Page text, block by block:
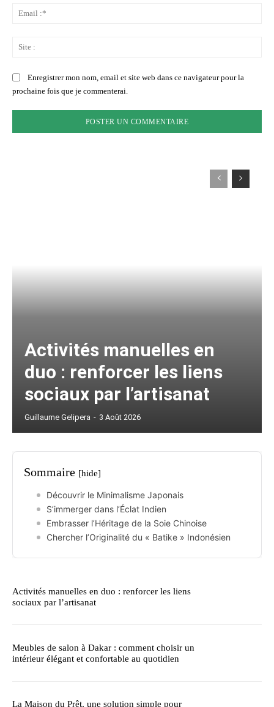
Enregistrer mon nom, email et site web dans ce navigateur pour la
prochaine fois que je commenterai.
Activités manuelles en
duo : renforcer les liens
sociaux par l’artisanat
Guillaume Gelipera - 3 Août 2026
Sommaire [hide]
Découvrir le Minimalisme Japonais
S’immerger dans l’Éclat Indien
Embrasser l’Héritage de la Soie Chinoise
Chercher l’Originalité du « Batike » Indonésien
Activités manuelles en duo : renforcer les liens
sociaux par l’artisanat
Meubles de salon à Dakar : comment choisir un
intérieur élégant et confortable au quotidien
La Maison du Prêt, une solution simple pour